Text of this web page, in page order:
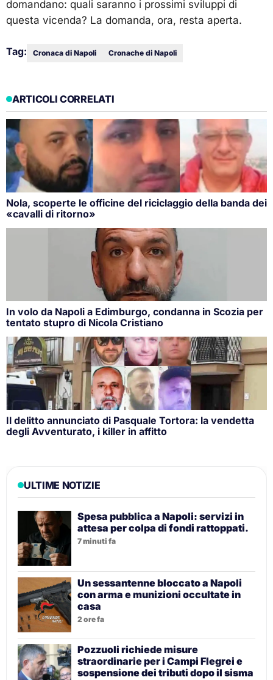
domandano: quali saranno i prossimi sviluppi di
questa vicenda? La domanda, ora, resta aperta.
Tag: Cronaca di Napoli Cronache di Napoli
ARTICOLI CORRELATI
Nola, scoperte le officine del riciclaggio della banda dei
«cavalli di ritorno»
In volo da Napoli a Edimburgo, condanna in Scozia per
tentato stupro di Nicola Cristiano
Il delitto annunciato di Pasquale Tortora: la vendetta
degli Avventurato, i killer in affitto
ULTIME NOTIZIE
Spesa pubblica a Napoli: servizi in
attesa per colpa di fondi rattoppati.
7 minuti fa
Un sessantenne bloccato a Napoli
con arma e munizioni occultate in
casa
2 ore fa
Pozzuoli richiede misure
straordinarie per i Campi Flegrei e
sospensione dei tributi dopo il sisma